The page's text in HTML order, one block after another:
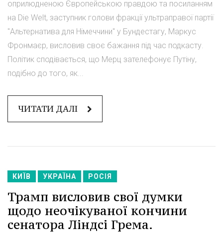
оприлюдненою Європейською правдою та посиланням
на Die Welt, заступник голови фракції ультраправої партії
"Альтернатива для Німеччини" у Бундестагу, Маркус
Фронмаєр, висловив своє бажання під час подкасту.
Політик сподівається, що Мерц зателефонує Путіну,
подібно до того, як...
ЧИТАТИ ДАЛІ
КИЇВ УКРАЇНА РОСІЯ
Трамп висловив свої думки
щодо неочікуваної кончини
сенатора Ліндсі Грема.